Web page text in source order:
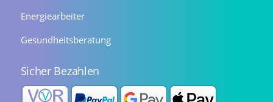
Energiearbeiter
Gesundheitsberatung
Sicher Bezahlen